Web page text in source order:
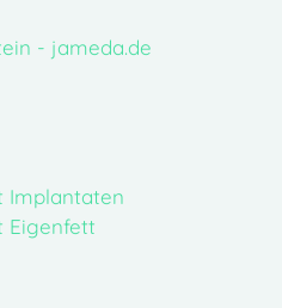
- jameda.de
Implantaten
Eigenfett